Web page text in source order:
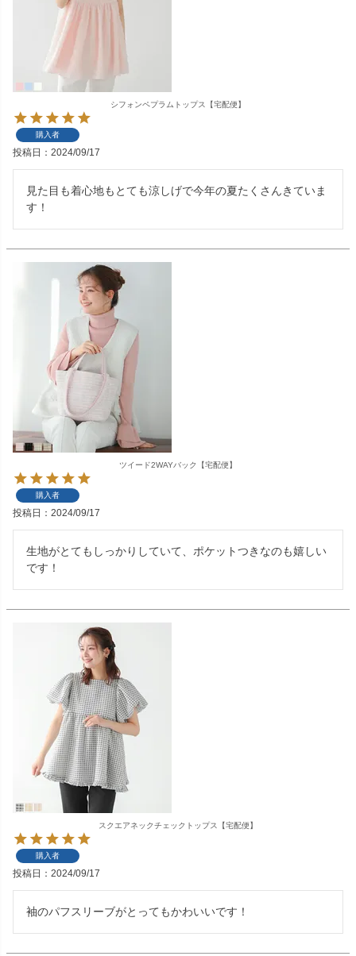
シフォンペプラムトップス【宅配便】
購入者
投稿日 2024/09/17
見た目も着心地もとても涼しげで今年の夏たくさんきていま
す！
ツイード2WAYバック【宅配便】
購入者
投稿日 2024/09/17
生地がとてもしっかりしていて、ポケットつきなのも嬉しい
です！
スクエアネックチェックトップス【宅配便】
購入者
投稿日 2024/09/17
袖のパフスリーブがとってもかわいいです！